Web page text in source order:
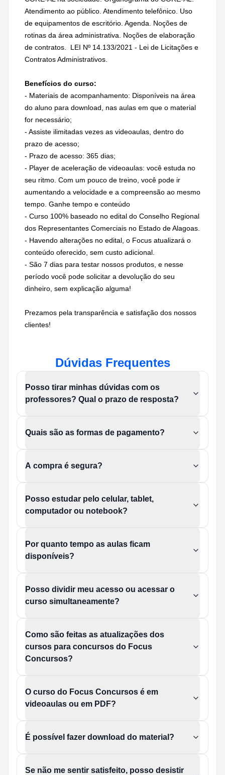
Atendimento ao público. Atendimento telefônico. Uso
de equipamentos de escritório. Agenda. Noções de
rotinas da área administrativa. Noções de elaboração
de contratos. LEI Nº 14.133/2021 - Lei de Licitações e
Contratos Administrativos.
Benefícios do curso:
- Materiais de acompanhamento: Disponíveis na área
do aluno para download, nas aulas em que o material
for necessário;
- Assiste ilimitadas vezes as videoaulas, dentro do
prazo de acesso;
- Prazo de acesso: 365 dias;
- Player de aceleração de videoaulas: você estuda no
seu ritmo. Com um pouco de treino, você pode ir
aumentando a velocidade e a compreensão ao mesmo
tempo. Ganhe tempo e conteúdo
- Curso 100% baseado no edital do Conselho Regional
dos Representantes Comerciais no Estado de Alagoas.
- Havendo alterações no edital, o Focus atualizará o
conteúdo oferecido, sem custo adicional.
- São 7 dias para testar nossos produtos, e nesse
período você pode solicitar a devolução do seu
dinheiro, sem explicação alguma!
Prezamos pela transparência e satisfação dos nossos
clientes!
Dúvidas Frequentes
Posso tirar minhas dúvidas com os
professores? Qual o prazo de resposta?
Quais são as formas de pagamento?
A compra é segura?
Posso estudar pelo celular, tablet,
computador ou notebook?
Por quanto tempo as aulas ficam
disponíveis?
Posso dividir meu acesso ou acessar o
curso simultaneamente?
Como são feitas as atualizações dos
cursos para concursos do Focus
Concursos?
O curso do Focus Concursos é em
videoaulas ou em PDF?
É possível fazer download do material?
Se não me sentir satisfeito, posso desistir